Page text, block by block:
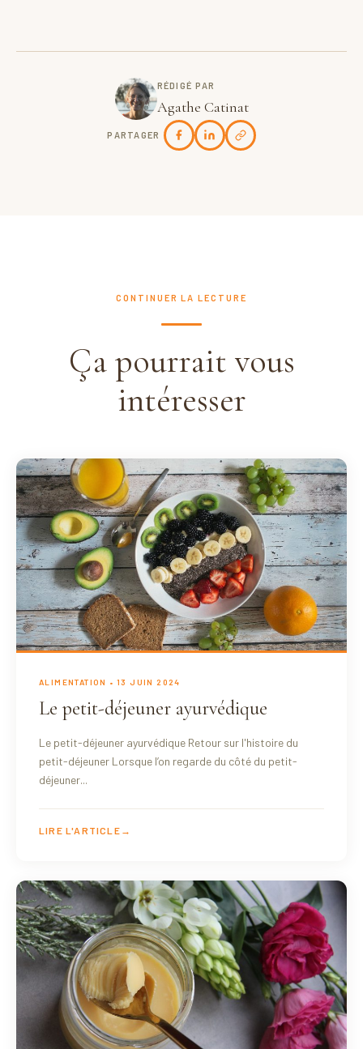
RÉDIGÉ PAR
Agathe Catinat
PARTAGER
CONTINUER LA LECTURE
Ça pourrait vous
intéresser
ALIMENTATION • 13 JUIN 2024
Le petit-déjeuner ayurvédique
Le petit-déjeuner ayurvédique Retour sur l'histoire du
petit-déjeuner Lorsque l’on regarde du côté du petit-
déjeuner...
LIRE L'ARTICLE →